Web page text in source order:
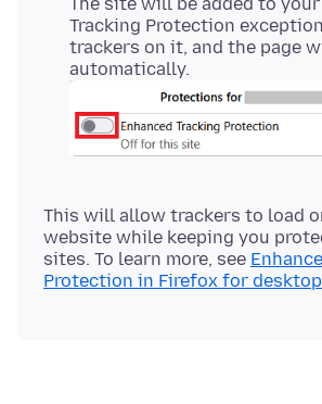
Tracking Protection
trackers on it, and the page
automatically.
This will allow trackers to load
website while keeping you
sites. To learn more, see
Protection in Firefox for desktop